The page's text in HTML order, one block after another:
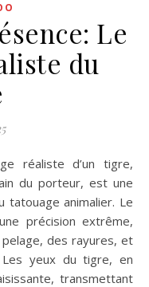
Le
du
du porteur, est une
tatouage animalier. Le
précision extrême,
des rayures, et
yeux du tigre, en
transmettant